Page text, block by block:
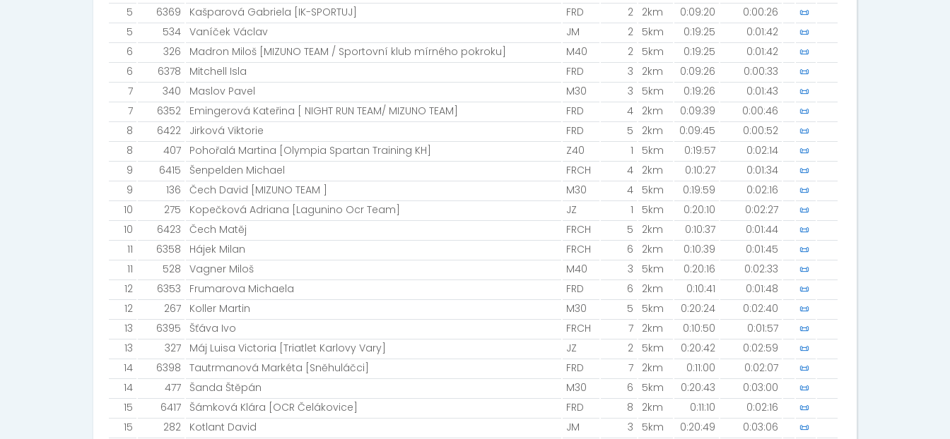
5
6369 Kašparová Gabriela [IK-SPORTUJ] FRD 2 2km 0:09:20 0:00:26
📜
5
534 Vaníček Václav JM 2 5km 0:19:25 0:01:42
📜
6
326 Madron Miloš [MIZUNO TEAM / Sportovní klub mírného pokroku] M40 2 5km 0:19:25 0:01:42
📜
6
6378 Mitchell Isla FRD 3 2km 0:09:26 0:00:33
📜
7
340 Maslov Pavel M30 3 5km 0:19:26 0:01:43
📜
7
6352 Emingerová Kateřina [ NIGHT RUN TEAM/ MIZUNO TEAM] FRD 4 2km 0:09:39 0:00:46
📜
8
6422 Jirková Viktorie FRD 5 2km 0:09:45 0:00:52
📜
8
407 Pohořalá Martina [Olympia Spartan Training KH] Z40 1 5km 0:19:57 0:02:14
📜
9
6415 Šenpelden Michael FRCH 4 2km 0:10:27 0:01:34
📜
9
136 Čech David [MIZUNO TEAM ] M30 4 5km 0:19:59 0:02:16
📜
10
275 Kopečková Adriana [Lagunino Ocr Team] JZ 1 5km 0:20:10 0:02:27
📜
10
6423 Čech Matěj FRCH 5 2km 0:10:37 0:01:44
📜
11
6358 Hájek Milan FRCH 6 2km 0:10:39 0:01:45
📜
11
528 Vagner Miloš M40 3 5km 0:20:16 0:02:33
📜
12
6353 Frumarova Michaela FRD 6 2km 0:10:41 0:01:48
📜
12
267 Koller Martin M30 5 5km 0:20:24 0:02:40
📜
13
6395 Šťáva Ivo FRCH 7 2km 0:10:50 0:01:57
📜
13
327 Máj Luisa Victoria [Triatlet Karlovy Vary] JZ 2 5km 0:20:42 0:02:59
📜
14
6398 Tautrmanová Markéta [Sněhuláčci] FRD 7 2km 0:11:00 0:02:07
📜
14
477 Šanda Štěpán M30 6 5km 0:20:43 0:03:00
📜
15
6417 Šámková Klára [OCR Čelákovice] FRD 8 2km 0:11:10 0:02:16
📜
15
282 Kotlant David JM 3 5km 0:20:49 0:03:06
📜